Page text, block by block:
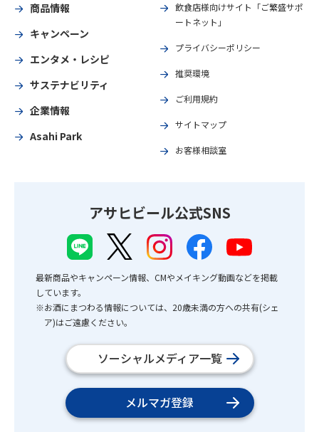
商品情報
キャンペーン
エンタメ・レシピ
サステナビリティ
企業情報
Asahi Park
飲食店様向けサイト「ご繁盛サポ
ートネット」
プライバシーポリシー
推奨環境
ご利用規約
サイトマップ
お客様相談室
アサヒビール公式SNS
最新商品やキャンペーン情報、CMやメイキング動画などを掲載
しています。
※お酒にまつわる情報については、20歳未満の方への共有(シェ
ア)はご遠慮ください。
ソーシャルメディア一覧
メルマガ登録